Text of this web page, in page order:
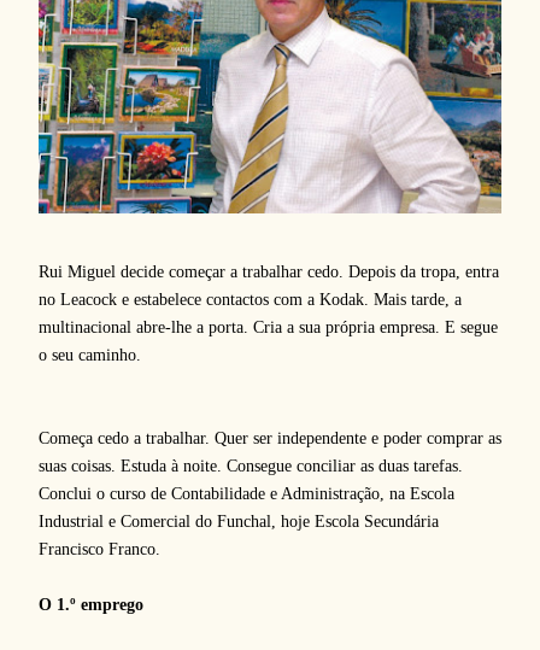
Rui Miguel decide começar a trabalhar cedo. Depois da tropa, entra
no Leacock e estabelece contactos com a Kodak. Mais tarde, a
multinacional abre-lhe a porta. Cria a sua própria empresa. E segue
o seu caminho.
Começa cedo a trabalhar. Quer ser independente e poder comprar as
suas coisas. Estuda à noite. Consegue conciliar as duas tarefas.
Conclui o curso de Contabilidade e Administração, na Escola
Industrial e Comercial do Funchal, hoje Escola Secundária
Francisco Franco.
O 1.º emprego